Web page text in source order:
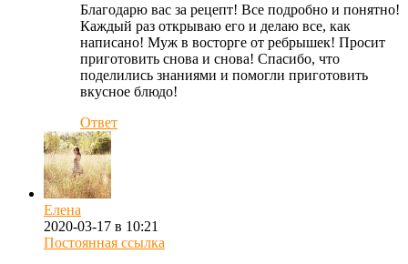
Благодарю вас за рецепт! Все подробно и понятно!
Каждый раз открываю его и делаю все, как
написано! Муж в восторге от ребрышек! Просит
приготовить снова и снова! Спасибо, что
поделились знаниями и помогли приготовить
вкусное блюдо!
Ответ
Елена
2020-03-17 в 10:21
Постоянная ссылка